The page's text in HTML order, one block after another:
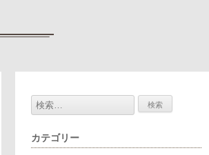
検
カテゴリー